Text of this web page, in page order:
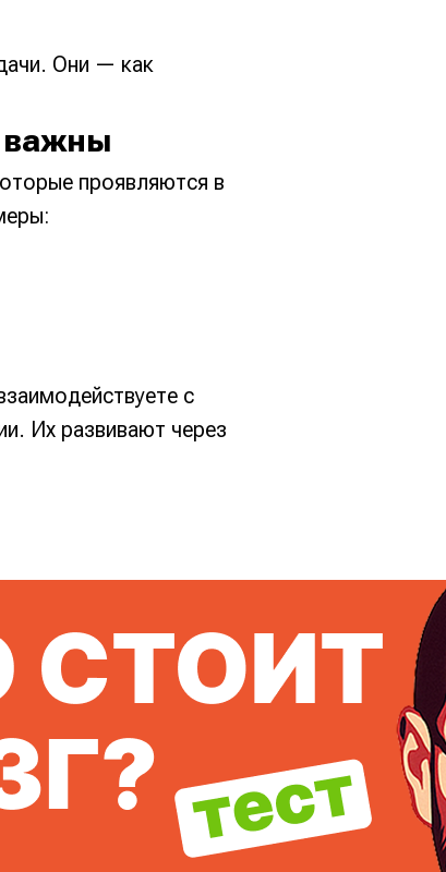
Они — как
важны
проявляются в
с
Их развивают через